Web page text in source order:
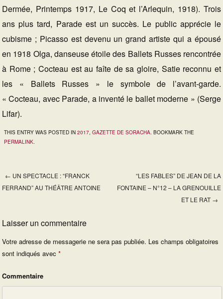
Dermée, Printemps 1917, Le Coq et l’Arlequin, 1918). Trois
ans plus tard, Parade est un succès. Le public apprécie le
cubisme ; Picasso est devenu un grand artiste qui a épousé
en 1918 Olga, danseuse étoile des Ballets Russes rencontrée
à Rome ; Cocteau est au faîte de sa gloire, Satie reconnu et
les « Ballets Russes » le symbole de l’avant-garde.
« Cocteau, avec Parade, a inventé le ballet moderne » (Serge
Lifar).
THIS ENTRY WAS POSTED IN 2017, GAZETTE DE SORACHA. BOOKMARK THE
PERMALINK.
Post navigation
← UN SPECTACLE : “FRANCK
FERRAND” AU THÉÂTRE ANTOINE
“LES FABLES” DE JEAN DE LA
FONTAINE – N°12 – LA GRENOUILLE
ET LE RAT →
Laisser un commentaire
Votre adresse de messagerie ne sera pas publiée. Les champs obligatoires
sont indiqués avec *
Commentaire